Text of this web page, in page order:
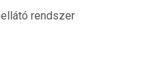
rendszer